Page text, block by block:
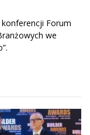
Forum
we